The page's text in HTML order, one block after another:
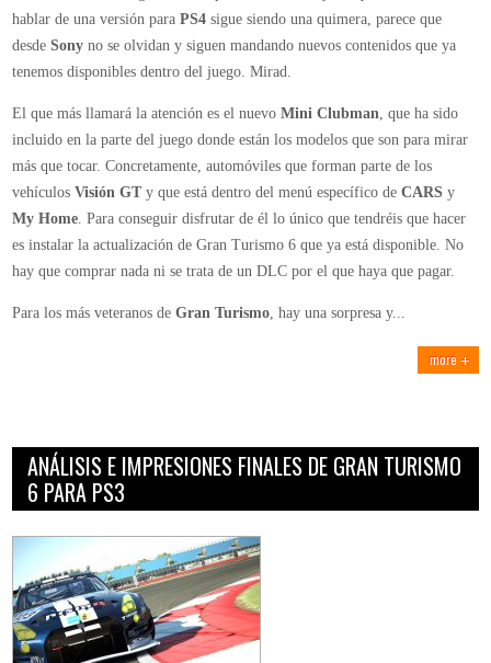
6
en
PS3
recibe
nuevos
coches
y
opciones
de
hablar de una versión paraPS4 sigue siendo una quimera, parece que
desdeSony no se olvidan y siguen mandando nuevos contenidos que ya
tenemos disponibles dentro del juego. Mirad.
El que más llamará la atención es el nuevoMini Clubman , que ha sido
incluido en la parte del juego donde están los modelos que son para mirar
más que tocar. Concretamente, automóviles que forman parte de los
vehículosVisión GT y que está dentro del menú específico deCARS y
My Home . Para conseguir disfrutar de él lo único que tendréis que hacer
es instalar la actualización de Gran Turismo 6 que ya está disponible. No
hay que comprar nada ni se trata de un DLC por el que haya que pagar.
Para los más veteranos de Gran Turismo , hay una sorpresa y...
more
ANÁLISIS E IMPRESIONES FINALES DE GRAN TURISMO
6 PARA PS3